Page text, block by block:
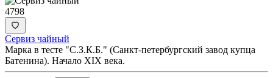
4798
Сервиз чайный
Марка в тесте "С.З.К.Б." (Санкт-петербургский завод купца
Батенина). Начало XIX века.